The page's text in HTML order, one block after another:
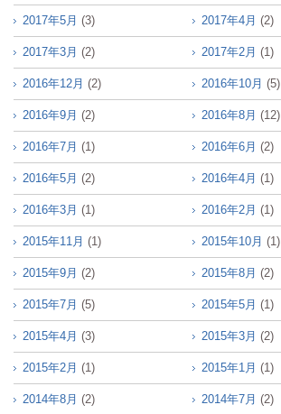
2017年5月 (3) 2017年4月 (2)
2017年3月 (2) 2017年2月 (1)
2016年12月 (2) 2016年10月 (5)
2016年9月 (2) 2016年8月 (12)
2016年7月 (1) 2016年6月 (2)
2016年5月 (2) 2016年4月 (1)
2016年3月 (1) 2016年2月 (1)
2015年11月 (1) 2015年10月 (1)
2015年9月 (2) 2015年8月 (2)
2015年7月 (5) 2015年5月 (1)
2015年4月 (3) 2015年3月 (2)
2015年2月 (1) 2015年1月 (1)
2014年8月 (2) 2014年7月 (2)